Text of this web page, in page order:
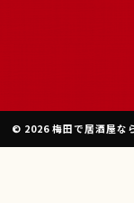
© 2026 梅田で居酒屋な